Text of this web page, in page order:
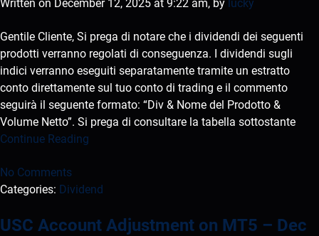
Written on December 12, 2025 at 9:22 am, by lucky
Gentile Cliente, Si prega di notare che i dividendi dei seguenti
prodotti verranno regolati di conseguenza. I dividendi sugli
indici verranno eseguiti separatamente tramite un estratto
conto direttamente sul tuo conto di trading e il commento
seguirà il seguente formato: “Div & Nome del Prodotto &
Volume Netto”. Si prega di consultare la tabella sottostante
Continue Reading
No Comments
Categories: Dividend
USC Account Adjustment on MT5 – Dec